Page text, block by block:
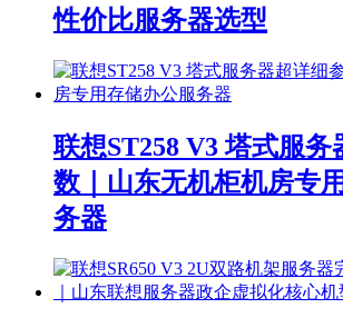
性价比服务器选型
联想ST258 V3 塔式服务
数｜山东无机柜机房专
务器